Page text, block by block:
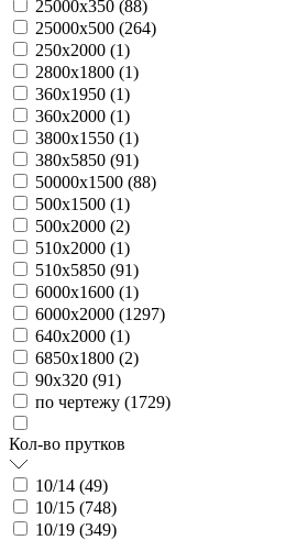
25000х350 (88)
25000х500 (264)
250х2000 (1)
2800х1800 (1)
360х1950 (1)
360х2000 (1)
3800х1550 (1)
380х5850 (91)
50000х1500 (88)
500х1500 (1)
500х2000 (2)
510х2000 (1)
510х5850 (91)
6000х1600 (1)
6000х2000 (1297)
640х2000 (1)
6850х1800 (2)
90х320 (91)
по чертежу (1729)
Кол-во прутков
10/14 (49)
10/15 (748)
10/19 (349)